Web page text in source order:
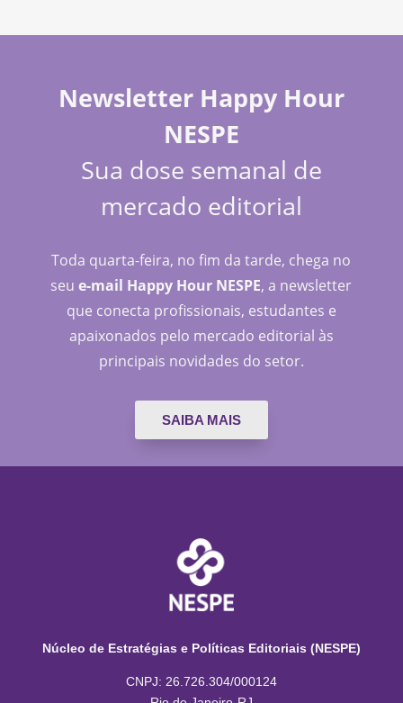
Newsletter Happy Hour
NESPE
Sua dose semanal de
mercado editorial
Toda quarta-feira, no fim da tarde, chega no
seue-mail Happy Hour NESPE, a newsletter
que conecta profissionais, estudantes e
apaixonados pelo mercado editorial às
principais novidades do setor.
SAIBA MAIS
Núcleo de Estratégias e Políticas Editoriais (NESPE)
CNPJ: 26.726.304/000124